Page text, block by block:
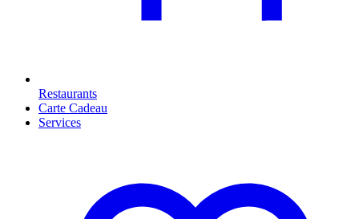
Restaurants
Carte Cadeau
Services